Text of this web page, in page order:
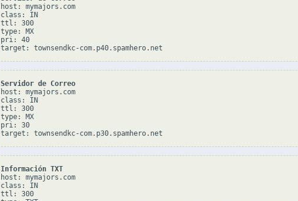
host: mymajors.com
class: IN
ttl: 300
type: MX
pri: 40
Servidor de Correo
host: mymajors.com
class: IN
ttl: 300
type: MX
pri: 30
Información TXT
host: mymajors.com
class: IN
ttl: 300